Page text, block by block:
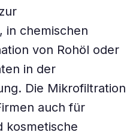
in chemischen
von Rohöl oder
in der
Die Mikrofiltration
auch für
kosmetische